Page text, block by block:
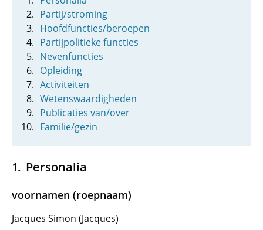
Partij/stroming
Hoofdfuncties/beroepen
Partijpolitieke functies
Nevenfuncties
Opleiding
Activiteiten
Wetenswaardigheden
Publicaties van/over
Familie/gezin
Personalia
voornamen (roepnaam)
Jacques Simon (Jacques)